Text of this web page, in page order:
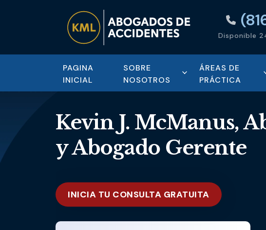
Disponible
PAGINA
INICIAL
SOBRE
NOSOTROS
ÁREAS DE
PRÁCTICA
Kevin J. McManus,
y Abogado Gerente
INICIA TU CONSULTA GRATUITA